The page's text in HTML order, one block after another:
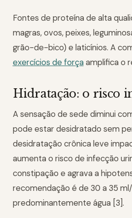
Fontes de proteína de alta
magras, ovos, peixes,
grão-de-bico) e laticínios. A
exercícios de forçaamplifica o
Hidratação: o risco
A sensação de sede diminui
pode estar desidratado sem
desidratação crônica leve
aumenta o risco de infecção
constipação e agrava a
recomendação é de 30 a 35
predominantemente água [3].